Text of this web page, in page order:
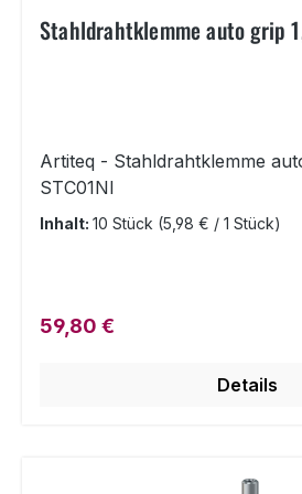
Stahldrahtklemme auto grip
Artiteq - Stahldrahtklemme
STC01NI
Inhalt: 10 Stück (5,98 € / 1 Stück)
Regulärer Preis:
59,80 €
Details